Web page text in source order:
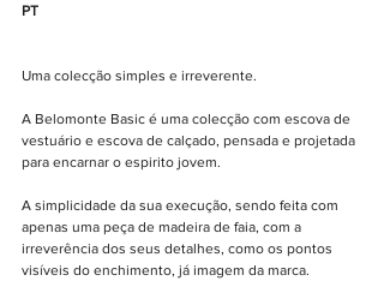
PT
Uma colecção simples e irreverente.
A Belomonte Basic é uma colecção com escova de
vestuário e escova de calçado, pensada e projetada
para encarnar o espirito jovem.
A simplicidade da sua execução, sendo feita com
apenas uma peça de madeira de faia, com a
irreverência dos seus detalhes, como os pontos
visíveis do enchimento, já imagem da marca.